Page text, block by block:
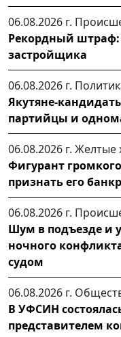
06.08.2026 г.
Рекордный
застройщика
06.08.2026 г.
Якутяне-
партийцы и
06.08.2026 г. Желтые
Фигурант
признать его
06.08.2026 г.
Шум в подъезде и
ночного
судом
06.08.2026 г.
В УФСИН
представителем